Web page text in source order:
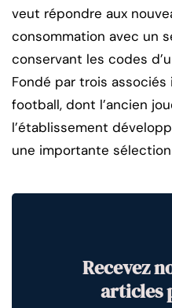
veut répondre aux
consommation avec un
conservant les codes
Fondé par trois
football, dont l’ancien
l’établissement
une importante
Recevez
articles